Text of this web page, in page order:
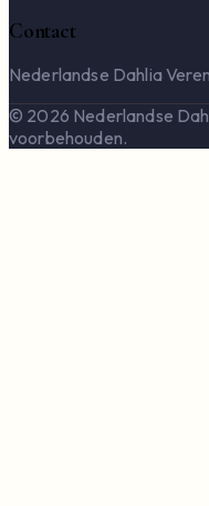
Contact
Nederlandse Dahlia
© 2026 Nederlandse
voorbehouden.